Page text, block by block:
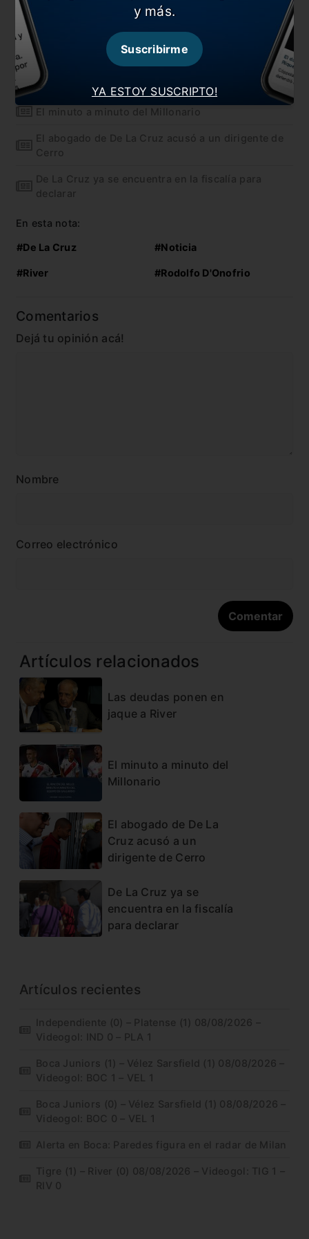
pic.twitter.com/fFrZusLBgO
— River Plate (@RiverPlate)August 28, 2019
También te puede interesar
Las deudas ponen en jaque a River
El minuto a minuto del Millonario
El abogado de De La Cruz acusó a un dirigente de
Cerro
De La Cruz ya se encuentra en la fiscalía para
declarar
En esta nota:
#De La Cruz #Noticia
#River #Rodolfo D'Onofrio
Comentarios
Dejá tu opinión acá!
Nombre
Correo electrónico
Artículos relacionados
Las deudas ponen en
jaque a River
El minuto a minuto del
Millonario
El abogado de De La
Cruz acusó a un
dirigente de Cerro
De La Cruz ya se
encuentra en la fiscalía
para declarar
Artículos recientes
Independiente (0) – Platense (1) 08/08/2026 –
Videogol: IND 0 – PLA 1
Boca Juniors (1) – Vélez Sarsfield (1) 08/08/2026 –
Videogol: BOC 1 – VEL 1
Boca Juniors (0) – Vélez Sarsfield (1) 08/08/2026 –
Videogol: BOC 0 – VEL 1
Alerta en Boca: Paredes figura en el radar de Milan
Tigre (1) – River (0) 08/08/2026 – Videogol: TIG 1 –
RIV 0
YA ESTOY SUSCRIPTO!
y más.
Suscribirme